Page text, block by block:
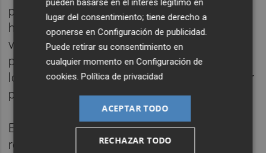
puede escribir una nueva página en la
historia del Club, con vuelo chárter de ida y
vuelta a Venecia, traslados a Schio y entrada
para el partido, está disponible para todos
los interesados a un precio de 160 euros por
persona.
El club taronja ha abierto el plazo para
reservar plazas a través de un un correo
lugar del consentimiento; tiene derecho a
oponerse enConfiguración de publicidad
Puede retirar su consentimiento en
cualquier momento enConfiguración de
cookies .Política de privacidad
ACEPTAR TODO
RECHAZAR TODO